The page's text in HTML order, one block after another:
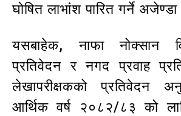
घोषित लाभांश पारित गर्ने
यसबाहेक, नाफा नोक्सान
प्रतिवेदन र नगद प्रवाह
लेखापरीक्षकको प्रतिवेदन
आर्थिक वर्ष २०८२/८३ को